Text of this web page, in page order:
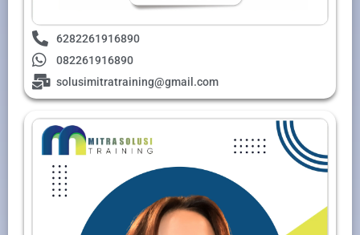
6282261916890
082261916890
solusimitratraining@gmail.com